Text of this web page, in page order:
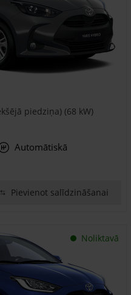
piedziņa) (68 kW)
Automātiskā
Pievienot salīdzināšanai
Noliktavā